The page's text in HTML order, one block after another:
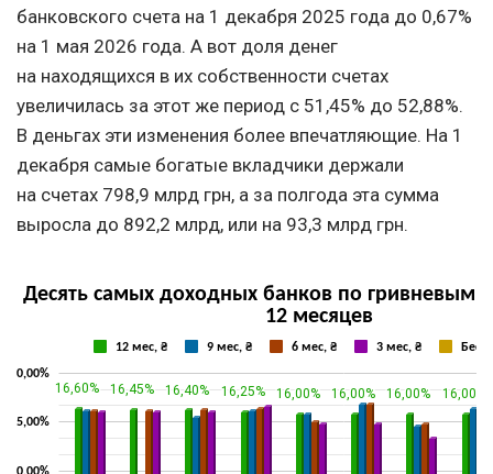
банковского счета на 1 декабря 2025 года до 0,67%
на 1 мая 2026 года. А вот доля денег
на находящихся в их собственности счетах
увеличилась за этот же период с 51,45% до 52,88%.
В деньгах эти изменения более впечатляющие. На 1
декабря самые богатые вкладчики держали
на счетах 798,9 млрд грн, а за полгода эта сумма
выросла до 892,2 млрд, или на 93,3 млрд грн.